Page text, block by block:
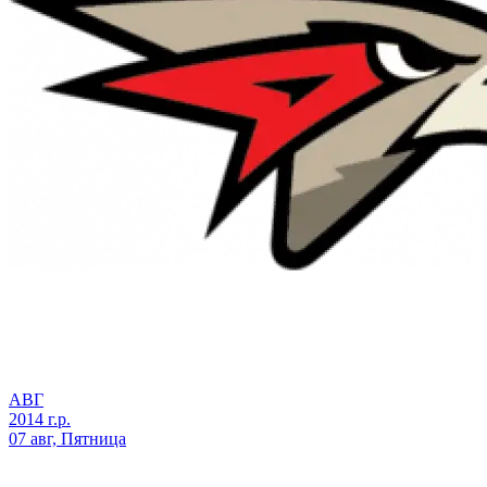
АВГ
2014 г.р.
07 авг, Пятница